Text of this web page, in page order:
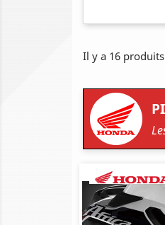
Il y a 16